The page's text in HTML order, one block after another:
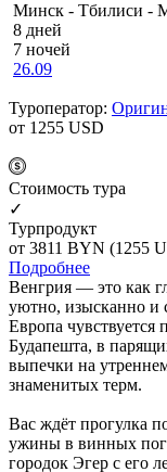
Минск - Тбилиси -
8 дней
7 ночей
26.09
Туроператор:
от 1255 USD
Cтоимость тура
✓
Турпродукт
от 3811 BYN (1255
Подробнее
Венгрия — это как
уютно, изысканно и
Европа
Будапешта, в
выпечки на
знаменитых терм.
Вас ждёт прогулка
ужины в винных
городок Эгер с его